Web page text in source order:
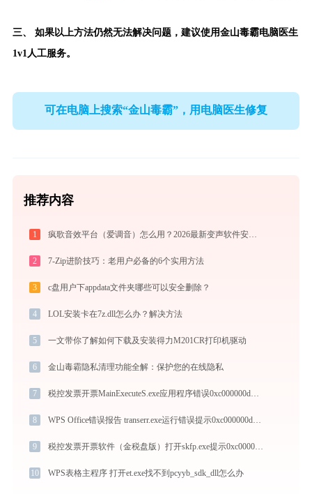
三、 如果以上方法仍然无法解决问题，建议使用金山毒霸电脑医生
1v1人工服务。
可在电脑上搜索“金山毒霸”，用电脑医生修复
推荐内容
1 疯歌音效平台（爱调音）怎么用？2026最新变声软件安装与使用全攻略
2 7-Zip进阶技巧：老用户必备的6个实用方法
3 c盘用户下appdata文件夹哪些可以安全删除？
4 LOL安装卡在7z.dll怎么办？解决方法
5 一文带你了解如何下载及安装得力M201CR打印机驱动
6 金山毒霸隐私清理功能全解：保护您的在线隐私
7 税控发票开票MainExecuteS.exe应用程序错误0xc000000d解决方法
8 WPS Office错误报告 transerr.exe运行错误提示0xc000000d的解决办法
9 税控发票开票软件（金税盘版）打开skfp.exe提示0xc0000005错误码怎么办
10 WPS表格主程序 打开et.exe找不到pcyyb_sdk_dll怎么办